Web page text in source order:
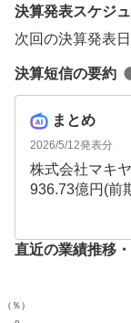
決算発表スケジ
次回の決算発表
決算短信の要約
まとめ
2026/5/12発表分
株式会社マキ
936.73億円(前
人件費等の増
54.8%に改善
また、配当金
直近の業績推移